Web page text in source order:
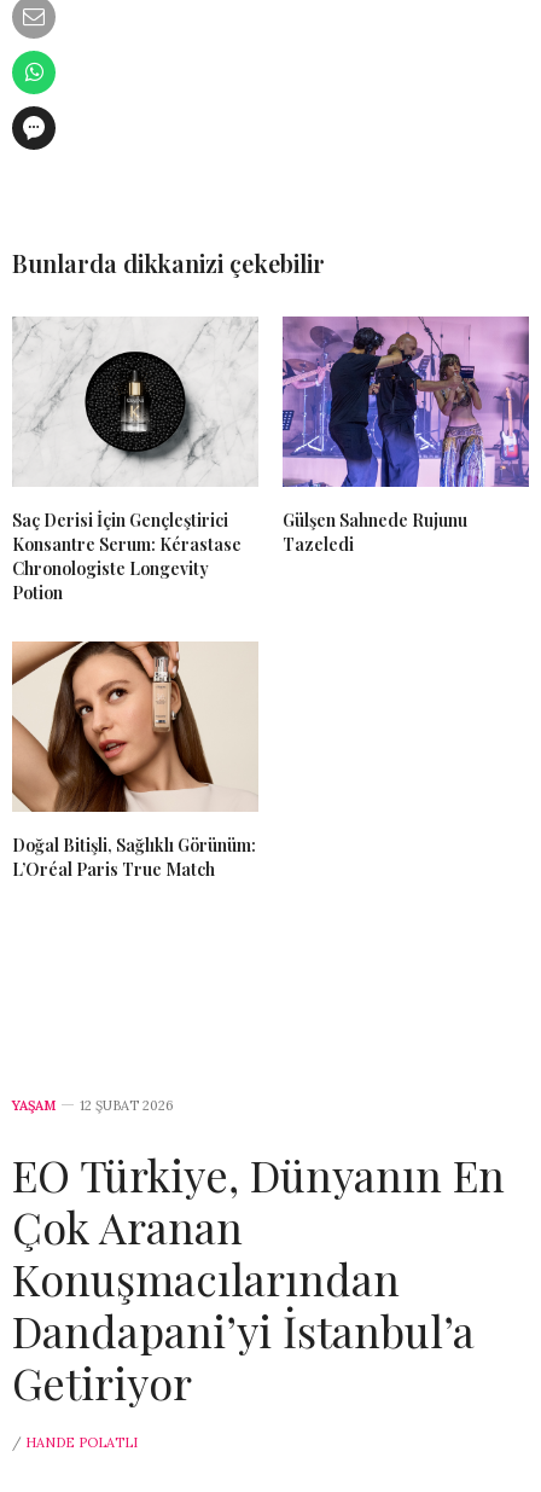
Bunlarda dikkanizi çekebilir
Saç Derisi İçin Gençleştirici
Konsantre Serum: Kérastase
Chronologiste Longevity
Potion
Gülşen Sahnede Rujunu
Tazeledi
Doğal Bitişli, Sağlıklı Görünüm:
L’Oréal Paris True Match
YAŞAM 12 ŞUBAT 2026
EO Türkiye, Dünyanın En
Çok Aranan
Konuşmacılarından
Dandapani’yi İstanbul’a
Getiriyor
/ HANDE POLATLI